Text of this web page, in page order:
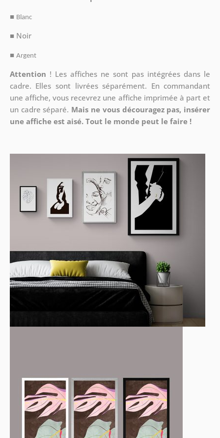
■ Blanc
■ Noir
■ Argent
Attention ! Les affiches ne sont pas intégrées dans le
cadre. Elles sont livrées séparément. En commandant
une affiche, vous recevrez une affiche imprimée à part et
un cadre séparé. Mais ne vous découragez pas, insérer
une affiche est aisé. Tout le monde peut le faire !